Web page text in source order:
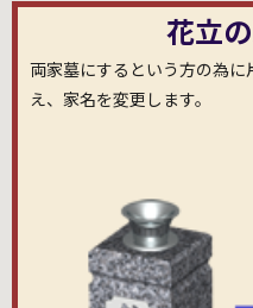
花立
両家墓にするという方の為
え、家名を変更します。